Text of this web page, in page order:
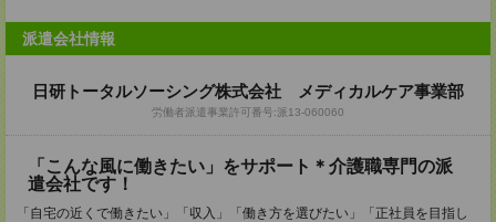
派遣会社情報
日研トータルソーシング株式会社 メディカルケア事業部
労働者派遣事業許可番号:派13-060060
「こんな風に働きたい」をサポート＊介護職専門の派
遣会社です！
「自宅の近くで働きたい」「収入」「働き方を選びたい」「正社員を目指し